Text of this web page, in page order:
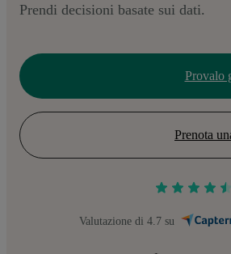
Prendi decisioni basate sui dati.
Provalo
Prenota
Valutazione di 4.7 su